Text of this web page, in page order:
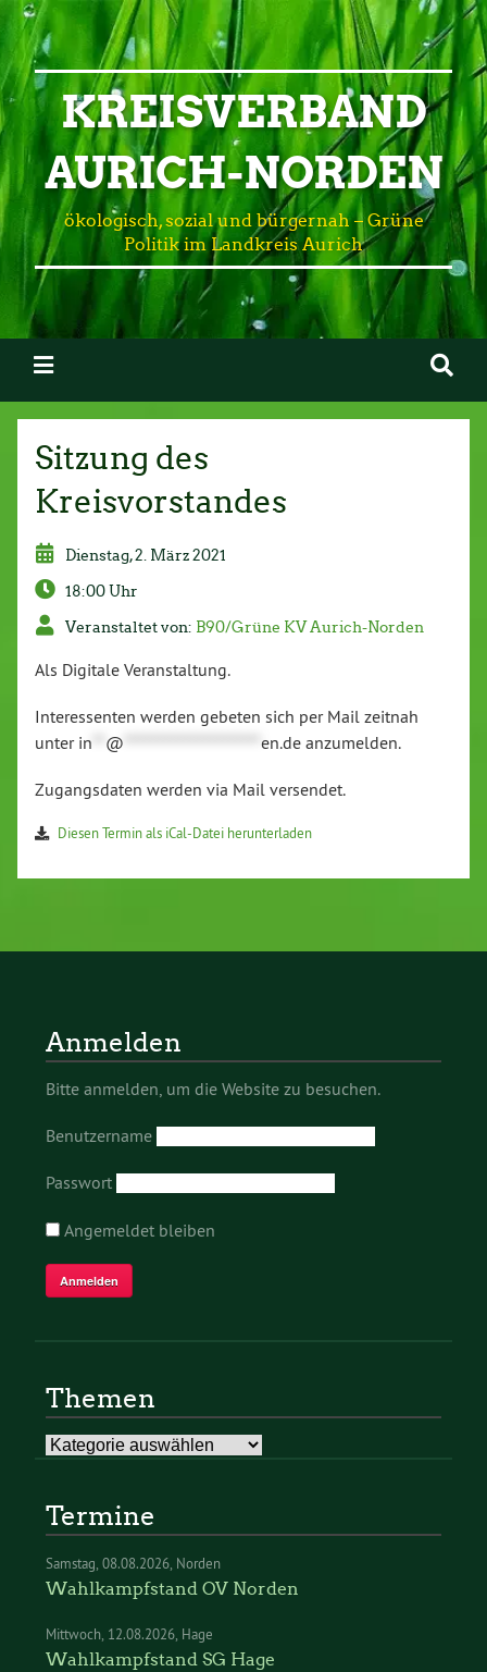
KREISVERBAND
AURICH-NORDEN
ökologisch, sozial und bürgernah – Grüne
Politik im Landkreis Aurich
Sitzung des
Kreisvorstandes
Dienstag, 2. März 2021
18:00 Uhr
Veranstaltet von: B90/Grüne KV Aurich-Norden
Als Digitale Veranstaltung.
Interessenten werden gebeten sich per Mail zeitnah
unter in @ en.de anzumelden.
Zugangsdaten werden via Mail versendet.
Diesen Termin als iCal-Datei herunterladen
Anmelden
Bitte anmelden, um die Website zu besuchen.
Benutzername
Passwort
Angemeldet bleiben
Themen
Themen
Termine
Samstag 08.08.2026 Norden
Wahlkampfstand OV Norden
Mittwoch 12.08.2026 Hage
Wahlkampfstand SG Hage